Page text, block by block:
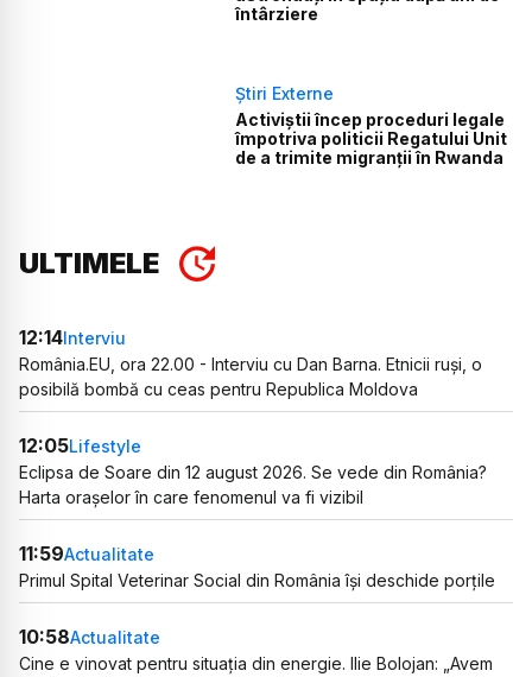
întârziere
Știri Externe
Activiștii încep proceduri legale
împotriva politicii Regatului Unit
de a trimite migranții în Rwanda
ULTIMELE
12:14Interviu
România.EU, ora 22.00 - Interviu cu Dan Barna. Etnicii ruși, o
posibilă bombă cu ceas pentru Republica Moldova
12:05Lifestyle
Eclipsa de Soare din 12 august 2026. Se vede din România?
Harta orașelor în care fenomenul va fi vizibil
11:59Actualitate
Primul Spital Veterinar Social din România își deschide porțile
10:58Actualitate
Cine e vinovat pentru situația din energie. Ilie Bolojan: „Avem